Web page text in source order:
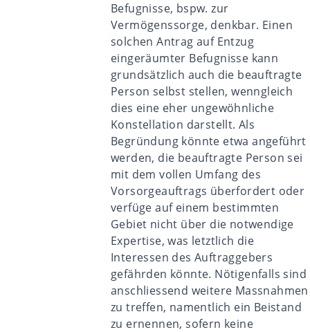
Befugnisse, bspw. zur
Vermögenssorge, denkbar. Einen
solchen Antrag auf Entzug
eingeräumter Befugnisse kann
grundsätzlich auch die beauftragte
Person selbst stellen, wenngleich
dies eine eher ungewöhnliche
Konstellation darstellt. Als
Begründung könnte etwa angeführt
werden, die beauftragte Person sei
mit dem vollen Umfang des
Vorsorgeauftrags überfordert oder
verfüge auf einem bestimmten
Gebiet nicht über die notwendige
Expertise, was letztlich die
Interessen des Auftraggebers
gefährden könnte. Nötigenfalls sind
anschliessend weitere Massnahmen
zu treffen, namentlich ein Beistand
zu ernennen, sofern keine